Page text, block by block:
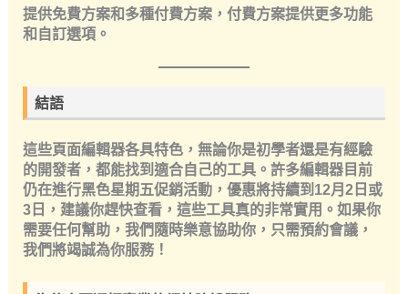
提供免費方案和多種付費方案，付費方案提供更多功能
和自訂選項。
結語
這些頁面編輯器各具特色，無論你是初學者還是有經驗
的開發者，都能找到適合自己的工具。許多編輯器目前
仍在進行黑色星期五促銷活動，優惠將持續到12月2日或
3日，建議你趕快查看，這些工具真的非常實用。如果你
需要任何幫助，我們隨時樂意協助你，只需預約會議，
我們將竭誠為你服務！